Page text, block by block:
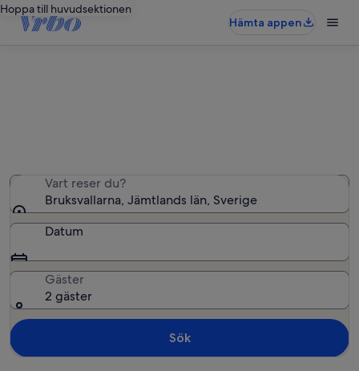
Hoppa till huvudsektionen
Hämta appen
Vart reser du?
Bruksvallarna, Jämtlands län, Sverige
Datum
Gäster
2 gäster
Sök